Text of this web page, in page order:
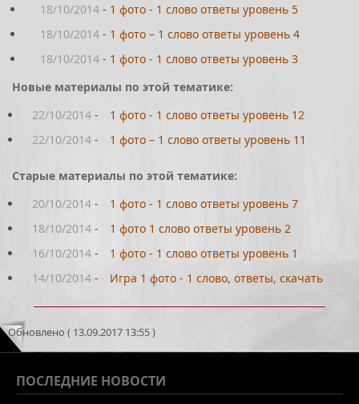
18/10/2014 - 1 фото - 1 слово ответы уровень 5
18/10/2014 - 1 фото – 1 слово ответы уровень 4
18/10/2014 - 1 фото - 1 слово ответы уровень 3
Новые материалы по этой тематике:
22/10/2014 -
1 фото - 1 слово ответы уровень 12
22/10/2014 - 1 фото – 1 слово ответы уровень 11
Старые материалы по этой тематике:
20/10/2014 -
1 фото - 1 слово ответы уровень 7
18/10/2014 -
1 фото 1 слово ответы уровень 2
16/10/2014 -
1 фото - 1 слово ответы уровень 1
14/10/2014 - Игра 1 фото - 1 слово, ответы, скачать
Обновлено ( 13.09.2017 13:55 )
ПОСЛЕДНИЕ НОВОСТИ